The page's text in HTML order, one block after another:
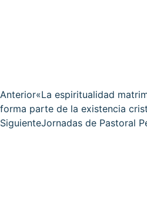
Anterior«La espiritualidad
forma parte de la existencia
SiguienteJornadas de Pastoral